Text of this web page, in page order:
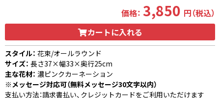
価格： 3,850 円（税込）
カートに入れる
スタイル： 花束/オールラウンド
サイズ： 長さ37×幅33×奥行25cm
主な花材： 濃ピンクカーネーション
※メッセージ対応可（無料メッセージ30文字以内）
支払い方法：請求書払い、クレジットカードをご利用いただけます